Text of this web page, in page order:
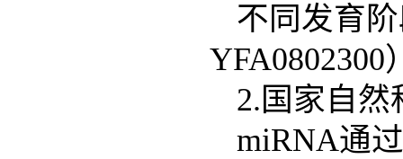
不同发育
YFA0802300
2.国家自然
miRNA通